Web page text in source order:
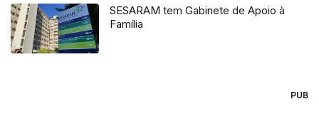
SESARAM tem Gabinete de Apoio à
Família
PUB